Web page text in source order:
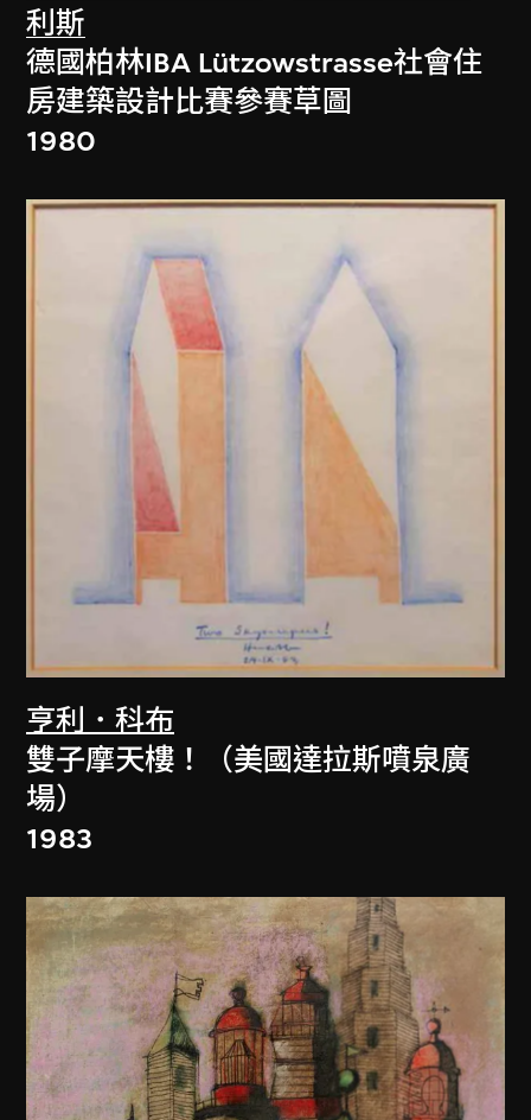
利斯
德國柏林IBA Lützowstrasse社會住
房建築設計比賽參賽草圖
1980
亨利．科布
雙子摩天樓！（美國達拉斯噴泉廣
場）
1983